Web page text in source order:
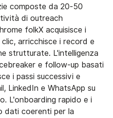
composte da 20-50
di outreach
folkX acquisisce i
arricchisce i record e
strutturate. L'intelligenza
e follow-up basati
i passi successivi e
LinkedIn e WhatsApp su
L'onboarding rapido e i
dati coerenti per la